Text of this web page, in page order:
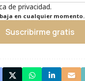
de privacidad.
en cualquier momento.
Suscribirme gratis